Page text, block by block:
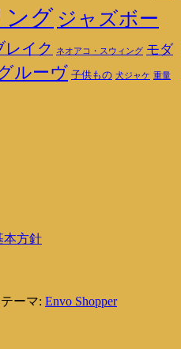
ング ジャズボー
レイク ネオアコ・スウィング モダ
ルーヴ 子供もの 犬ジャケ 重量
本方針
テーマ: Envo Shopper